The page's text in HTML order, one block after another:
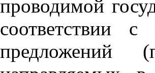
проводимой
соответствии
предложений